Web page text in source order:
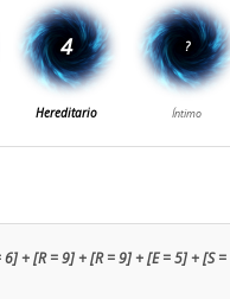
+ [R = 9] + [R = 9] + [E = 5] + [S